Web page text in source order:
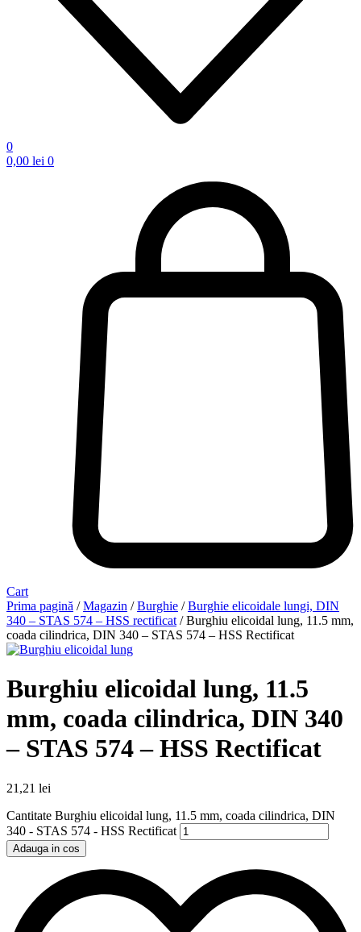
0
0,00 lei 0
Cart
Prima pagină /Magazin /Burghie /Burghie elicoidale lungi, DIN
340 – STAS 574 – HSS rectificat / Burghiu elicoidal lung, 11.5 mm,
coada cilindrica, DIN 340 – STAS 574 – HSS Rectificat
Burghiu elicoidal lung, 11.5
mm, coada cilindrica, DIN 340
– STAS 574 – HSS Rectificat
21,21 lei
Cantitate Burghiu elicoidal lung, 11.5 mm, coada cilindrica, DIN
340 - STAS 574 - HSS Rectificat
Adauga in cos